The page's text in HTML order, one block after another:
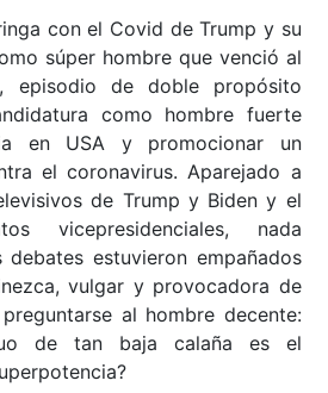
con el Covid de Trump y su
súper hombre que venció al
episodio de doble propósito
como hombre fuerte
en USA y promocionar un
el coronavirus. Aparejado a
de Trump y Biden y el
vicepresidenciales, nada
estuvieron empañados
vulgar y provocadora de
al hombre decente:
de tan baja calaña es el